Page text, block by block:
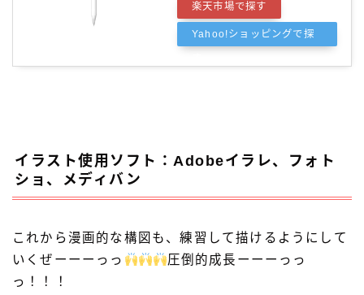
楽天市場で探す
Yahoo!ショッピングで探
イラスト使用ソフト：Adobeイラレ、フォト
ショ、メディバン
これから漫画的な構図も、練習して描けるようにして
いくぜーーーっっ
圧倒的成長ーーーっっ
っ！！！